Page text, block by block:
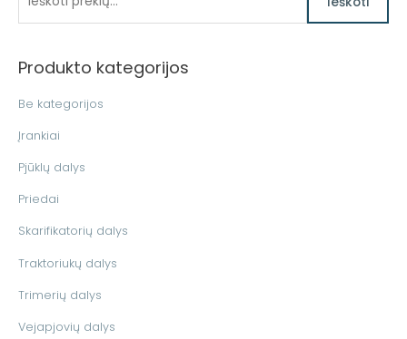
k
i
Produkto kategorijos
Be kategorijos
Įrankiai
Pjūklų dalys
Priedai
Skarifikatorių dalys
Traktoriukų dalys
Trimerių dalys
Vejapjovių dalys